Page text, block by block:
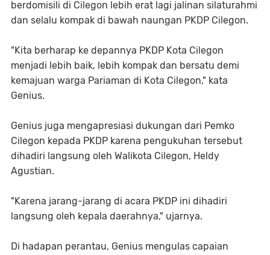
berdomisili di Cilegon lebih erat lagi jalinan silaturahmi
dan selalu kompak di bawah naungan PKDP Cilegon.
"Kita berharap ke depannya PKDP Kota Cilegon
menjadi lebih baik, lebih kompak dan bersatu demi
kemajuan warga Pariaman di Kota Cilegon," kata
Genius.
Genius juga mengapresiasi dukungan dari Pemko
Cilegon kepada PKDP karena pengukuhan tersebut
dihadiri langsung oleh Walikota Cilegon, Heldy
Agustian.
"Karena jarang-jarang di acara PKDP ini dihadiri
langsung oleh kepala daerahnya," ujarnya.
Di hadapan perantau, Genius mengulas capaian